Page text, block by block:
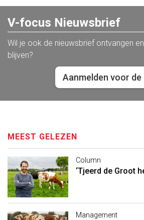
V-focus Nieuwsbrief
Wil je ook de nieuwsbrief ontvangen
blijven?
Aanmelden voor
MEEST GELEZEN
Column
‘Tjeerd de Groot
Management